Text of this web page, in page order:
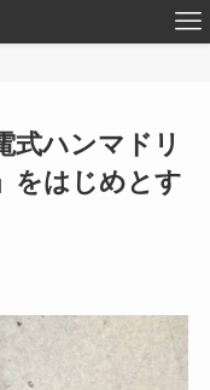
式ハンマドリ
をはじめとす